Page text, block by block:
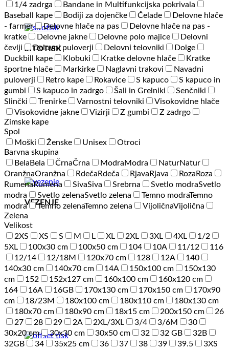
SITOTISK
VEZENJE
1/4 zadrga
Bandane in Multifunkcijska pokrivala
Baseball kape
Bodiji za dojenčke Čelade
Delovne hlače
- farmer
Delovne hlače na pas
Delovne hlače na pas -
kratke
Delovne jakne Delovne polo majice
Delovni
čevlji
Delovni puloverji Delovni telovniki
Dolge
Duckbill kape
Klobuki Kratke delovne hlače
Kratke
športne hlače
Markirke Naglavni trakovi
Navadni
puloverji
Retro kape Rokavice S kapuco
S kapuco in
gumbi
S kapuco in zadrgo Šali in Grelniki
Senčniki
Slinčki
Trenirke Varnostni telovniki
Visokovidne hlače
Visokovidne jakne
Vizirji Z gumbi
Z zadrgo
Zimske kape
Spol
Moški
Ženske Unisex
Otroci
Barvna skupina
Bela Bela ČrnaČrna ModraModra NaturNatur
OranžnaOranžna Rdeča Rdeča Rjava Rjava Roza Roza
RumenaRumena SivaSiva Srebrna Svetlo modraSvetlo
modra
Svetlo zelenaSvetlo zelena Temno modraTemno
modra
Temno zelenaTemno zelena VijoličnaVijolična
Zelena
Velikost
2XS
XS S M L XL 2XL 3XL 4XL
1/2
5XL
100x30 cm 100x50 cm 104 10A 11/12
116
12/14
12/18M 120x70 cm 128 12A
140
140x30 cm
140x70 cm 14A 150x100 cm
150x130
cm
152 152x127 cm 160x100 cm
160x120 cm
164
16A 16GB 170x130 cm 170x150 cm
170x90
cm
18/23M 180x100 cm 180x110 cm
180x130 cm
180x70 cm
180x90 cm 18x15 cm 200x150 cm
26
27
28 29 2A 2XL/3XL 3/4 3/6M
30
30x20 cm
30x30 cm 30x50 cm 32 32 GB
32B
32GB
34 35x25 cm 36 37 38 39 39.5
3XS